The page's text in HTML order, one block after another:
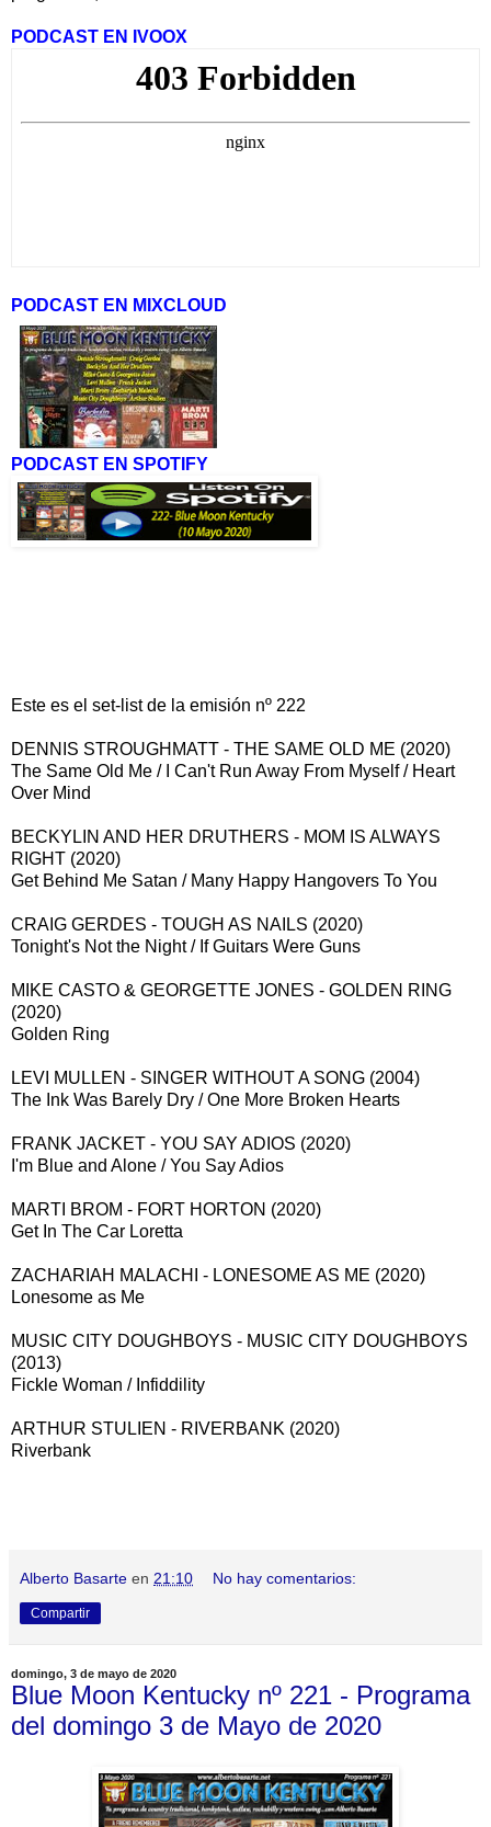
PODCAST EN IVOOX
PODCAST EN MIXCLOUD
PODCAST EN SPOTIFY
Este es el set-list de la emisión nº 222
DENNIS STROUGHMATT - THE SAME OLD ME (2020)
The Same Old Me / I Can't Run Away From Myself / Heart
Over Mind
BECKYLIN AND HER DRUTHERS - MOM IS ALWAYS
RIGHT (2020)
Get Behind Me Satan / Many Happy Hangovers To You
CRAIG GERDES - TOUGH AS NAILS (2020)
Tonight's Not the Night / If Guitars Were Guns
MIKE CASTO & GEORGETTE JONES - GOLDEN RING
(2020)
Golden Ring
LEVI MULLEN - SINGER WITHOUT A SONG (2004)
The Ink Was Barely Dry / One More Broken Hearts
FRANK JACKET - YOU SAY ADIOS (2020)
I'm Blue and Alone / You Say Adios
MARTI BROM - FORT HORTON (2020)
Get In The Car Loretta
ZACHARIAH MALACHI - LONESOME AS ME (2020)
Lonesome as Me
MUSIC CITY DOUGHBOYS - MUSIC CITY DOUGHBOYS
(2013)
Fickle Woman / Infiddility
ARTHUR STULIEN - RIVERBANK (2020)
Riverbank
Alberto Basarte en 21:10 No hay comentarios:
Compartir
domingo, 3 de mayo de 2020
Blue Moon Kentucky nº 221 - Programa
del domingo 3 de Mayo de 2020